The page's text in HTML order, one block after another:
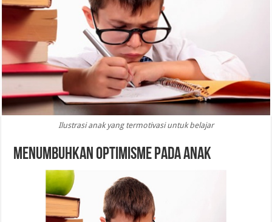
Ilustrasi anak yang termotivasi untuk belajar
Menumbuhkan Optimisme pada Anak